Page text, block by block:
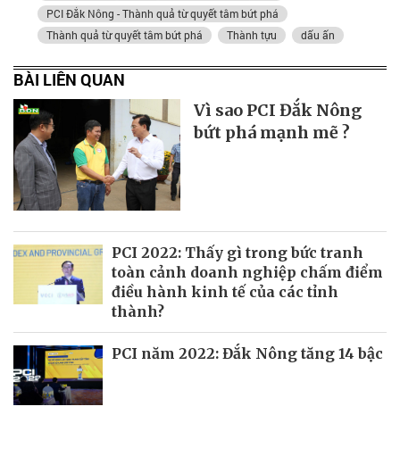
PCI Đắk Nông - Thành quả từ quyết tâm bứt phá
Thành quả từ quyết tâm bứt phá
Thành tựu dấu ấn
BÀI LIÊN QUAN
Vì sao PCI Đắk Nông
bứt phá mạnh mẽ ?
PCI 2022: Thấy gì trong bức tranh
toàn cảnh doanh nghiệp chấm điểm
điều hành kinh tế của các tỉnh
thành?
PCI năm 2022: Đắk Nông tăng 14 bậc